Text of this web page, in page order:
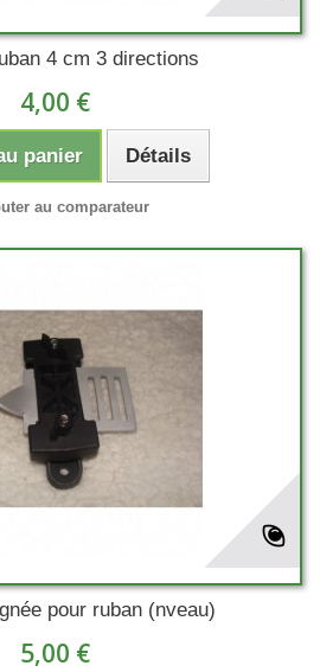
4 cm 3 directions
4,00 €
panier Détails
au comparateur
pour ruban (nveau)
5,00 €